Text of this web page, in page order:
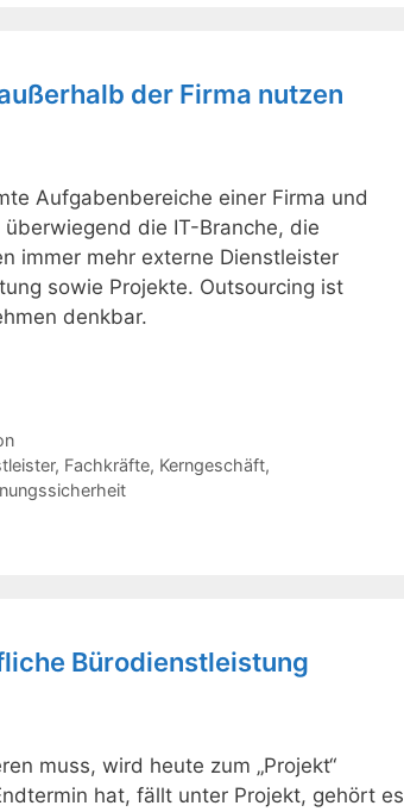
der Firma nutzen
Aufgabenbereiche einer Firma und
die IT-Branche, die
immer mehr externe Dienstleister
sowie Projekte. Outsourcing ist
denkbar.
, Fachkräfte, Kerngeschäft,
Bürodienstleistung
muss, wird heute zum „Projekt“
hat, fällt unter Projekt, gehört es